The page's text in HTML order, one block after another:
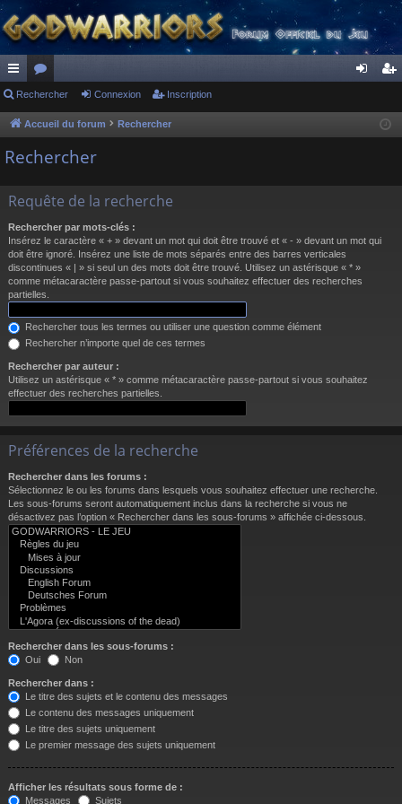
ac
co
ur
s
or
u
m
cri
Rechercher Connexion Inscription
Accueil du forum Rechercher
Rechercher
Requête de la recherche
Rechercher par mots-clés :
Insérez le caractère « + » devant un mot qui doit être trouvé et « - » devant un mot qui
doit être ignoré. Insérez une liste de mots séparés entre des barres verticales
discontinues « | » si seul un des mots doit être trouvé. Utilisez un astérisque « * »
comme métacaractère passe-partout si vous souhaitez effectuer des recherches
partielles.
Rechercher tous les termes ou utiliser une question comme élément
Rechercher n’importe quel de ces termes
Rechercher par auteur :
Utilisez un astérisque « * » comme métacaractère passe-partout si vous souhaitez
effectuer des recherches partielles.
Préférences de la recherche
Rechercher dans les forums :
Sélectionnez le ou les forums dans lesquels vous souhaitez effectuer une recherche.
Les sous-forums seront automatiquement inclus dans la recherche si vous ne
désactivez pas l’option « Rechercher dans les sous-forums » affichée ci-dessous.
Rechercher dans les sous-forums :
Oui
Non
Rechercher dans :
Le titre des sujets et le contenu des messages
Le contenu des messages uniquement
Le titre des sujets uniquement
Le premier message des sujets uniquement
Afficher les résultats sous forme de :
Messages
Sujets